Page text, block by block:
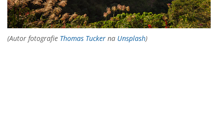
(Autor fotografie Thomas Tucker na Unsplash)